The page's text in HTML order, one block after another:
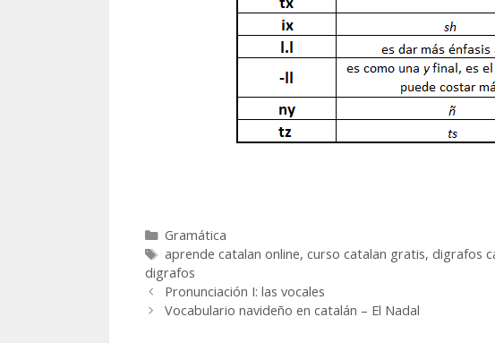
Categorías
Gramática
Etiquetas
aprende catalan online, curso catalan gratis, digrafos
digrafos
Navegación
de
Pronunciación I: las vocales
Vocabulario navideño en catalán – El Nadal